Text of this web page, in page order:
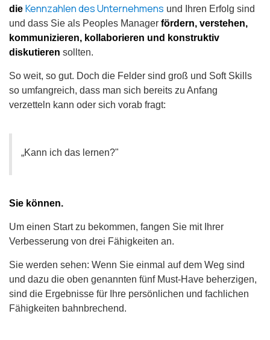
die Kennzahlen des Unternehmens und Ihren Erfolg sind
und dass Sie als Peoples Manager fördern, verstehen,
kommunizieren, kollaborieren und konstruktiv
diskutieren sollten.
So weit, so gut. Doch die Felder sind groß und Soft Skills
so umfangreich, dass man sich bereits zu Anfang
verzetteln kann oder sich vorab fragt:
„Kann ich das lernen?"
Sie können.
Um einen Start zu bekommen, fangen Sie mit Ihrer
Verbesserung von drei Fähigkeiten an.
Sie werden sehen: Wenn Sie einmal auf dem Weg sind
und dazu die oben genannten fünf Must-Have beherzigen,
sind die Ergebnisse für Ihre persönlichen und fachlichen
Fähigkeiten bahnbrechend.